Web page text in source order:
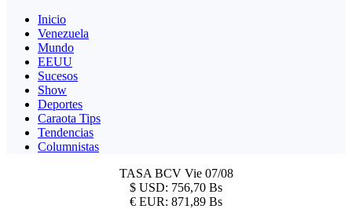
Inicio
Venezuela
Mundo
EEUU
Sucesos
Show
Deportes
Caraota Tips
Tendencias
Columnistas
TASA BCV Vie 07/08
$ USD: 756,70 Bs
€ EUR: 871,89 Bs